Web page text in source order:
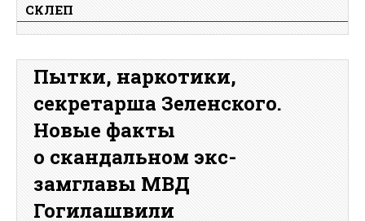
СКЛЕП
Пытки, наркотики,
секретарша Зеленского.
Новые факты
о скандальном экс-
замглавы МВД
Гогилашвили